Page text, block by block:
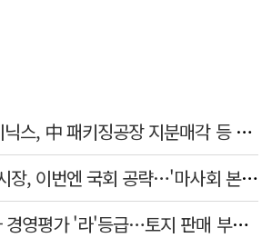
블룸버그 "SK하이닉스, 中 패키징공장 지분매각 등 검토"
김병삼 경북 영천시장, 이번엔 국회 공략…'마사회 본사 이전·광역교통망 확충' 요청
대구도시개발공사 경영평가 '라'등급…토지 판매 부진에 1년 만에 두 단계 '뚝'